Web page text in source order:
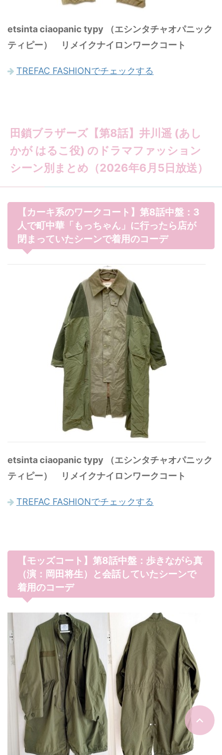
etsinta ciaopanic typy （エシンタチャオパニック
ティピー） リメイクナイロンワークコート
TREFAC FASHIONでチェックする
田鎖ブラザーズ【第8話】井川遥 (あし
かが はるこ役) のドラマファッション
シーン別まとめ（2026年6月5日放送）
【カーキ系のワークコート】第8話中盤：3
人で町中華「もっちゃん」に行ったら店が
閉まっていたシーンで着用のコーデ
etsinta ciaopanic typy （エシンタチャオパニック
ティピー） リメイクナイロンワークコート
TREFAC FASHIONでチェックする
【モッズコート】第8話中盤：歩きながら真
（演：岡田将生）と会話していたシーンで
着用のコーデ